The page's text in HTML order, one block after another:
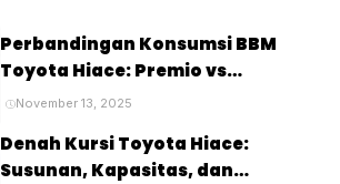
Perbandingan Konsumsi BBM
Toyota Hiace: Premio vs
Commuter vs Luxury, Mana yang
November 13, 2025
Denah Kursi Toyota Hiace:
Susunan, Kapasitas, dan